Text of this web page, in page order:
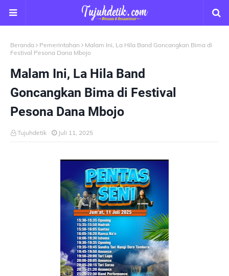
Beranda Pemerintahan
Malam Ini, La Hila Band Goncangkan Bima di
Festival Pesona Dana Mbojo
Malam Ini, La Hila Band
Goncangkan Bima di Festival
Pesona Dana Mbojo
Tujuhdetik Juli 11, 2025